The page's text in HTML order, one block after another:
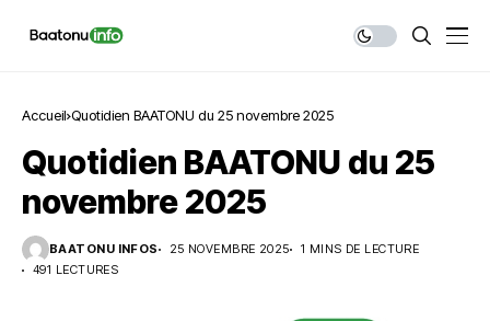
Accueil Quotidien BAATONU du 25 novembre 2025
Quotidien BAATONU du 25
novembre 2025
BAATONU INFOS 25 NOVEMBRE 2025
1 MINS DE LECTURE
491 LECTURES